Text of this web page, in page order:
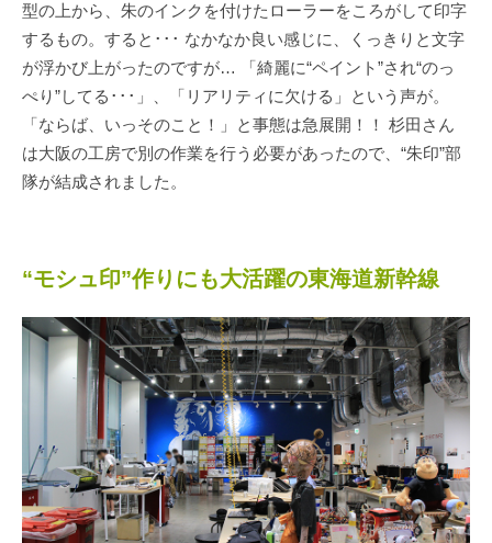
型の上から、朱のインクを付けたローラーをころがして印字
するもの。すると･･･ なかなか良い感じに、くっきりと文字
が浮かび上がったのですが… 「綺麗に“ペイント”され“のっ
ぺり”してる･･･」、「リアリティに欠ける」という声が。
「ならば、いっそのこと！」と事態は急展開！！ 杉田さん
は大阪の工房で別の作業を行う必要があったので、“朱印”部
隊が結成されました。
“モシュ印”作りにも大活躍の東海道新幹線